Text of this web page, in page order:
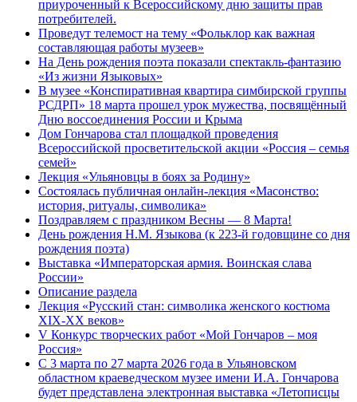
приуроченный к Всероссийскому дню защиты прав
потребителей.
Проведут телемост на тему «Фольклор как важная
составляющая работы музеев»
На День рождения поэта показали спектакль-фантазию
«Из жизни Языковых»
В музее «Конспиративная квартира симбирской группы
РСДРП» 18 марта прошел урок мужества, посвящённый
Дню воссоединения России и Крыма
Дом Гончарова стал площадкой проведения
Всероссийской просветительской акции «Россия – семья
семей»
Лекция «Ульяновцы в боях за Родину»
Состоялась публичная онлайн-лекция «Масонство:
история, ритуалы, символика»
Поздравляем с праздником Весны — 8 Марта!
День рождения Н.М. Языкова (к 223-й годовщине со дня
рождения поэта)
Выставка «Императорская армия. Воинская слава
России»
Описание раздела
Лекция «Русский стан: символика женского костюма
XIX-XX веков»
V Конкурс творческих работ «Мой Гончаров – моя
Россия»
С 3 марта по 27 марта 2026 года в Ульяновском
областном краеведческом музее имени И.А. Гончарова
будет представлена электронная выставка «Летописцы